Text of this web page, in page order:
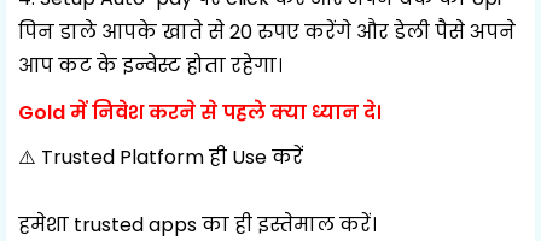
पिन डाले आपके खाते से 20 रुपए करेंगे और डेली पैसे अपने
आप कट के इन्वेस्ट होता रहेगा।
Gold में निवेश करने से पहले क्या ध्यान दे।
⚠️ Trusted Platform ही Use करें
हमेशा trusted apps का ही इस्तेमाल करें।